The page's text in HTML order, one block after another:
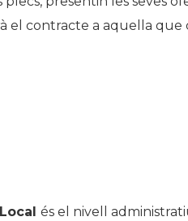
el contracte a aquella
és el nivell